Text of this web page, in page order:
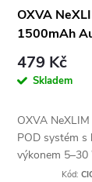
OXVA
1500mAh
479 Kč
Skladem
OXVA
POD systém s
výkonem 5–30
nabíjenímKód: